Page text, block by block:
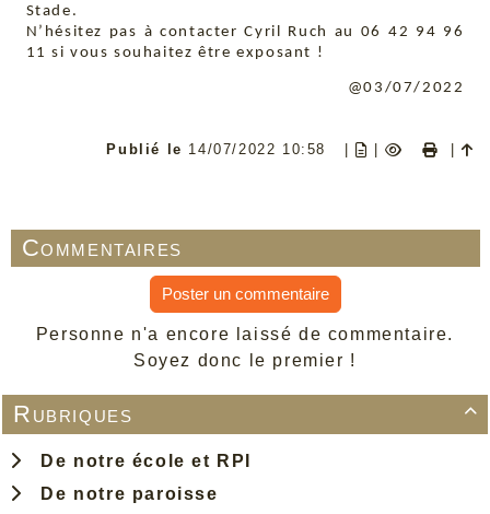

Rubriques
De notre école et RPI
De notre paroisse
Stade.
N’hésitez pas à contacter Cyril Ruch au 06 42 94 96
11 si vous souhaitez être exposant !
@03/07/2022
Publié le 14/07/2022 10:58 |
Commentaires
Poster un commentaire
Personne n'a encore laissé de commentaire.
Soyez donc le premier !